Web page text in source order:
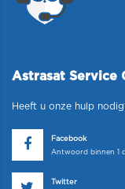
Astrasat Service
Heeft u onze hulp
Facebook
Antwoord binnen 1
Twitter